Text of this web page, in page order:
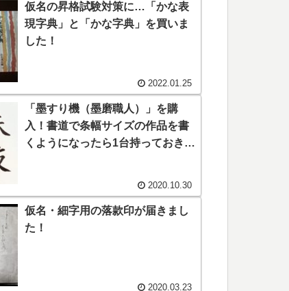
仮名の昇格試験対策に…「かな表
現字典」と「かな字典」を買いま
した！
2022.01.25
「墨すり機（墨磨職人）」を購
入！書道で条幅サイズの作品を書
くようになったら1台持っておきた
2020.10.30
仮名・細字用の落款印が届きまし
た！
2020.03.23